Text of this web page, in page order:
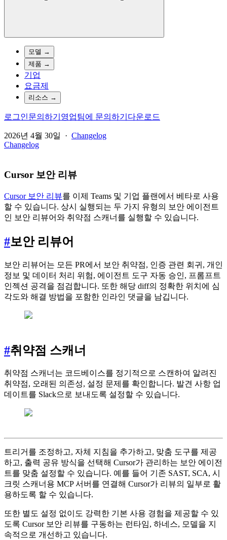
모델 →
제품 →
기업
요금제
리소스 →
로그인문의하기 영업팀에 문의하기 다운로드
2026년 4월 30일 · Changelog
Changelog
Cursor 보안 리뷰
Cursor 보안 리뷰를 이제 Teams 및 기업 플랜에서 베타로 사용
할 수 있습니다. 상시 실행되는 두 가지 유형의 보안 에이전트
인 보안 리뷰어와 취약점 스캐너를 실행할 수 있습니다.
#보안 리뷰어
보안 리뷰어는 모든 PR에서 보안 취약점, 인증 관련 회귀, 개인
정보 및 데이터 처리 위험, 에이전트 도구 자동 승인, 프롬프트
인젝션 공격을 점검합니다. 또한 해당 diff의 정확한 위치에 심
각도와 해결 방법을 포함한 인라인 댓글을 남깁니다.
#취약점 스캐너
취약점 스캐너는 코드베이스를 정기적으로 스캔하여 알려진
취약점, 오래된 의존성, 설정 문제를 확인합니다. 발견 사항 업
데이트를 Slack으로 보내도록 설정할 수 있습니다.
트리거를 조정하고, 자체 지침을 추가하고, 맞춤 도구를 제공
하고, 출력 공유 방식을 선택해 Cursor가 관리하는 보안 에이전
트를 맞춤 설정할 수 있습니다. 예를 들어 기존 SAST, SCA, 시
크릿 스캐너용 MCP 서버를 연결해 Cursor가 리뷰의 일부로 활
용하도록 할 수 있습니다.
또한 별도 설정 없이도 강력한 기본 사용 경험을 제공할 수 있
도록 Cursor 보안 리뷰를 구동하는 런타임, 하네스, 모델을 지
속적으로 개선하고 있습니다.